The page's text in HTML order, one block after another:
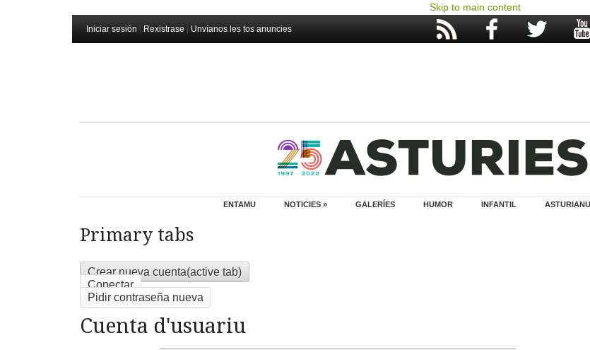
Skip to main content
Iniciar sesión Rexistrase Unvíanos les tos anuncies
ENTAMU NOTICIES » GALERÍES HUMOR INFANTIL
Primary tabs
Crear nueva cuenta(active tab)
Conectar
Pidir contraseña nueva
Cuenta d'usuariu